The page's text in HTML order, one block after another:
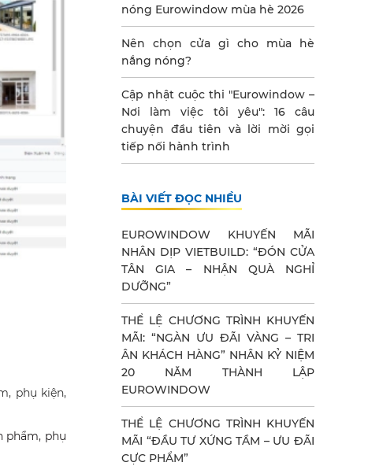
phụ kiện,
phẩm, phụ
nóng Eurowindow mùa hè 2026
Nên chọn cửa gì cho mùa hè
nắng nóng?
Cập nhật cuộc thi "Eurowindow –
Nơi làm việc tôi yêu": 16 câu
chuyện đầu tiên và lời mời gọi
tiếp nối hành trình
BÀI VIẾT ĐỌC NHIỀU
EUROWINDOW KHUYẾN MÃI
NHÂN DỊP VIETBUILD: “ĐÓN CỬA
TÂN GIA – NHẬN QUÀ NGHỈ
DƯỠNG”
THỂ LỆ CHƯƠNG TRÌNH KHUYẾN
MÃI: “NGÀN ƯU ĐÃI VÀNG – TRI
ÂN KHÁCH HÀNG” NHÂN KỶ NIỆM
20 NĂM THÀNH LẬP
EUROWINDOW
THỂ LỆ CHƯƠNG TRÌNH KHUYẾN
MÃI “ĐẦU TƯ XỨNG TẦM – ƯU ĐÃI
CỰC PHẨM”